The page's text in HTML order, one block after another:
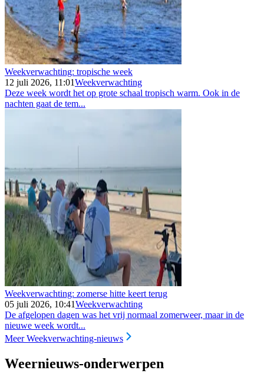
Weekverwachting: tropische week
12 juli 2026, 11:01Weekverwachting
Deze week wordt het op grote schaal tropisch warm. Ook in de
nachten gaat de tem...
Weekverwachting: zomerse hitte keert terug
05 juli 2026, 10:41Weekverwachting
De afgelopen dagen was het vrij normaal zomerweer, maar in de
nieuwe week wordt...
Meer Weekverwachting-nieuws
Weernieuws-onderwerpen